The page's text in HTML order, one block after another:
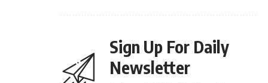
Sign Up For Daily
Newsletter